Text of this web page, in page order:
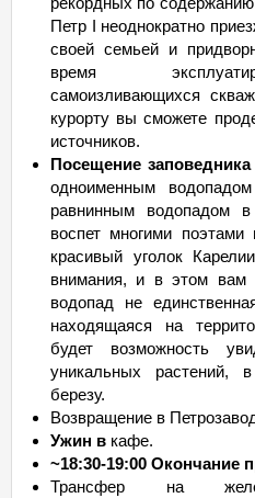
Петр I неоднократно
своей семьей и
время
самоизливающихся
курорту вы сможете
источников.
Посещение
одноименным
равнинным водопадом
воспет многими
красивый уголок
внимания, и в этом вам
водопад не
находящаяся на
будет возможность
уникальных растений,
березу.
Возвращение в
Ужин в кафе.
~18:30-19:00 Окончание
Трансфер на